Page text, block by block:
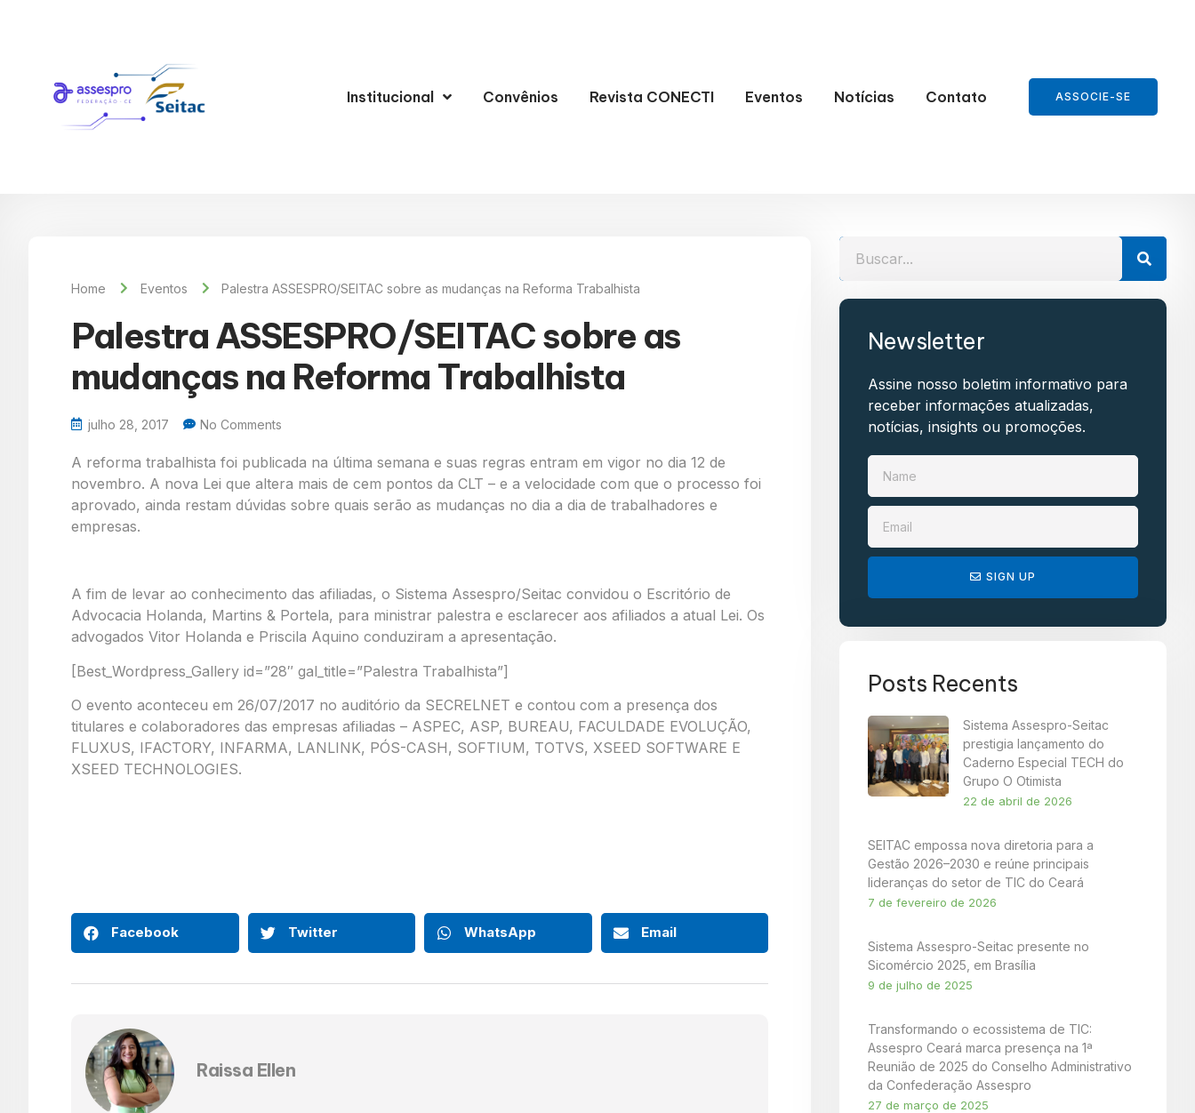
Institucional Convênios Revista CONECTI Eventos Notícias Contato ASSOCIE-SE
Home Eventos Palestra ASSESPRO/SEITAC sobre as mudanças na Reforma Trabalhista
Palestra ASSESPRO/SEITAC sobre as
mudanças na Reforma Trabalhista
julho 28, 2017 No Comments
A reforma trabalhista foi publicada na última semana e suas regras entram em vigor no dia 12 de
novembro. A nova Lei que altera mais de cem pontos da CLT – e a velocidade com que o processo foi
aprovado, ainda restam dúvidas sobre quais serão as mudanças no dia a dia de trabalhadores e
empresas.
A fim de levar ao conhecimento das afiliadas, o Sistema Assespro/Seitac convidou o Escritório de
Advocacia Holanda, Martins & Portela, para ministrar palestra e esclarecer aos afiliados a atual Lei. Os
advogados Vitor Holanda e Priscila Aquino conduziram a apresentação.
[Best_Wordpress_Gallery id=”28″ gal_title=”Palestra Trabalhista”]
O evento aconteceu em 26/07/2017 no auditório da SECRELNET e contou com a presença dos
titulares e colaboradores das empresas afiliadas – ASPEC, ASP, BUREAU, FACULDADE EVOLUÇÃO,
FLUXUS, IFACTORY, INFARMA, LANLINK, PÓS-CASH, SOFTIUM, TOTVS, XSEED SOFTWARE E
XSEED TECHNOLOGIES.
Facebook Twitter WhatsApp Email
Raissa Ellen
Newsletter
Assine nosso boletim informativo para
receber informações atualizadas,
notícias, insights ou promoções.​
SIGN UP
Posts Recents
Sistema Assespro-Seitac
prestigia lançamento do
Caderno Especial TECH do
Grupo O Otimista
22 de abril de 2026
SEITAC empossa nova diretoria para a
Gestão 2026–2030 e reúne principais
lideranças do setor de TIC do Ceará
7 de fevereiro de 2026
Sistema Assespro-Seitac presente no
Sicomércio 2025, em Brasília
9 de julho de 2025
Transformando o ecossistema de TIC:
Assespro Ceará marca presença na 1ª
Reunião de 2025 do Conselho Administrativo
da Confederação Assespro
27 de março de 2025